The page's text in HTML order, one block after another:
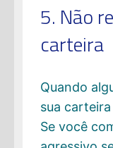
5. Não
carteira
Quando
sua carteira
Se você